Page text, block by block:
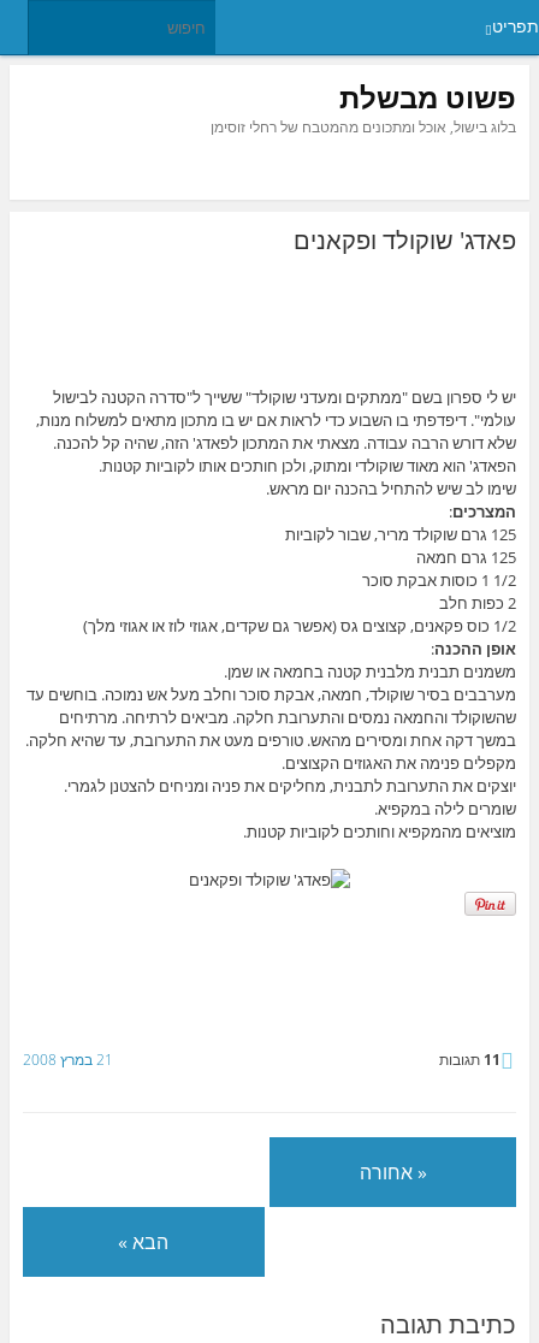
תפריט
פשוט מבשלת
בלוג בישול, אוכל ומתכונים מהמטבח של רחלי זוסימן
פאדג' שוקולד ופקאנים
יש לי ספרון בשם "ממתקים ומעדני שוקולד" ששייך ל"סדרה הקטנה לבישול
עולמי". דיפדפתי בו השבוע כדי לראות אם יש בו מתכון מתאים למשלוח מנות,
שלא דורש הרבה עבודה. מצאתי את המתכון לפאדג' הזה, שהיה קל להכנה.
הפאדג' הוא מאוד שוקולדי ומתוק, ולכן חותכים אותו לקוביות קטנות.
שימו לב שיש להתחיל בהכנה יום מראש.
המצרכים:
125 גרם שוקולד מריר, שבור לקוביות
125 גרם חמאה
1/2 1 כוסות אבקת סוכר
2 כפות חלב
1/2 כוס פקאנים, קצוצים גס (אפשר גם שקדים, אגוזי לוז או אגוזי מלך)
אופן ההכנה:
משמנים תבנית מלבנית קטנה בחמאה או שמן.
מערבבים בסיר שוקולד, חמאה, אבקת סוכר וחלב מעל אש נמוכה. בוחשים עד
שהשוקולד והחמאה נמסים והתערובת חלקה. מביאים לרתיחה. מרתיחים
במשך דקה אחת ומסירים מהאש. טורפים מעט את התערובת, עד שהיא חלקה.
מקפלים פנימה את האגוזים הקצוצים.
יוצקים את התערובת לתבנית, מחליקים את פניה ומניחים להצטנן לגמרי.
שומרים לילה במקפיא.
מוציאים מהמקפיא וחותכים לקוביות קטנות.
21 במרץ 2008 11 תגובות
« אחורה
הבא »
כתיבת תגובה